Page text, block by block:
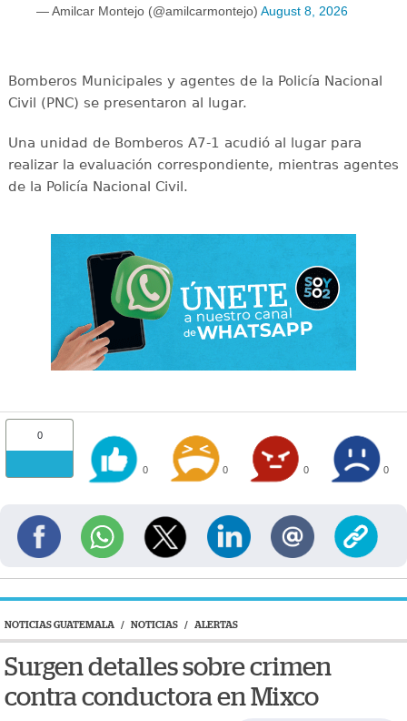
— Amilcar Montejo (@amilcarmontejo) August 8, 2026
Bomberos Municipales y agentes de la Policía Nacional
Civil (PNC) se presentaron al lugar.
Una unidad de Bomberos A7-1 acudió al lugar para
realizar la evaluación correspondiente, mientras agentes
de la Policía Nacional Civil.
0
0 0 0 0
NOTICIAS GUATEMALA / NOTICIAS / ALERTAS
Surgen detalles sobre crimen
contra conductora en Mixco